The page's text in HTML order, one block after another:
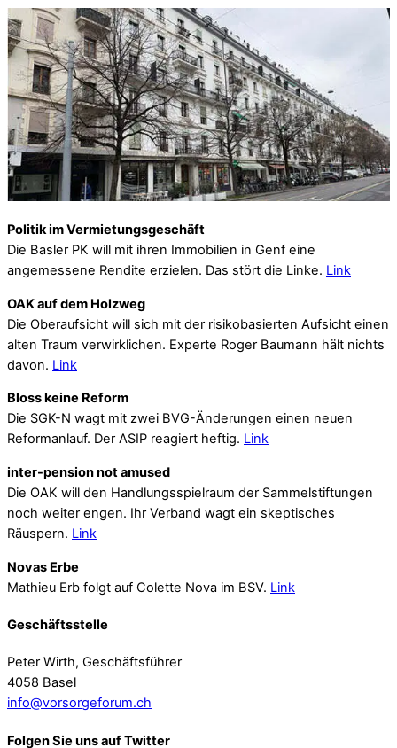
Politik im Vermietungsgeschäft
Die Basler PK will mit ihren Immobilien in Genf eine
angemessene Rendite erzielen. Das stört die Linke. Link
OAK auf dem Holzweg
Die Oberaufsicht will sich mit der risikobasierten Aufsicht einen
alten Traum verwirklichen. Experte Roger Baumann hält nichts
davon. Link
Bloss keine Reform
Die SGK-N wagt mit zwei BVG-Änderungen einen neuen
Reformanlauf. Der ASIP reagiert heftig. Link
inter-pension not amused
Die OAK will den Handlungsspielraum der Sammelstiftungen
noch weiter engen. Ihr Verband wagt ein skeptisches
Räuspern. Link
Novas Erbe
Mathieu Erb folgt auf Colette Nova im BSV. Link
Geschäftsstelle
Peter Wirth, Geschäftsführer
4058 Basel
info@vorsorgeforum.ch
Folgen Sie uns auf Twitter